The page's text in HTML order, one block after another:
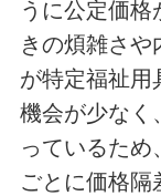
うに公定価
きの煩雑さ
が特定福祉用
機会が少なく
っているた
ごとに価格隔